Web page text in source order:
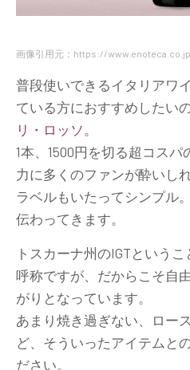
画像引用元：https://
普段使いできるイタリアワ
ている方におすすめしたいの
リ・ロッソ。
1本、1500円を切る超コス
力に多くのファンが酔いし
ラベルもいたってシンプル
伝わってきます。
トスカーナ州のIGTという
呼称ですが、だからこそ自
がりとなっています。
あまり焼き過ぎない、ロー
ど、そういったアイテムと
ださい。